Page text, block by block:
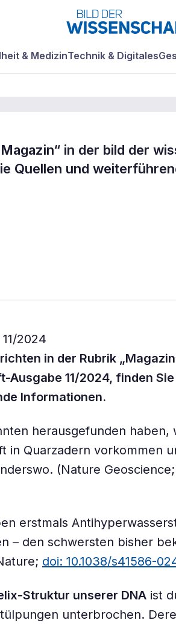
& MedizinTechnik & Digitales
in der bild der
Quellen und
in der Rubrik
Ausgabe 11/2024, finden
Informationen.
herausgefunden haben,
in Quarzadern vorkommen
(Nature Geoscience;
erstmals
– den schwersten bisher
doi: 10.1038/s41586-
Struktur unserer DNA ist
unterbrochen.